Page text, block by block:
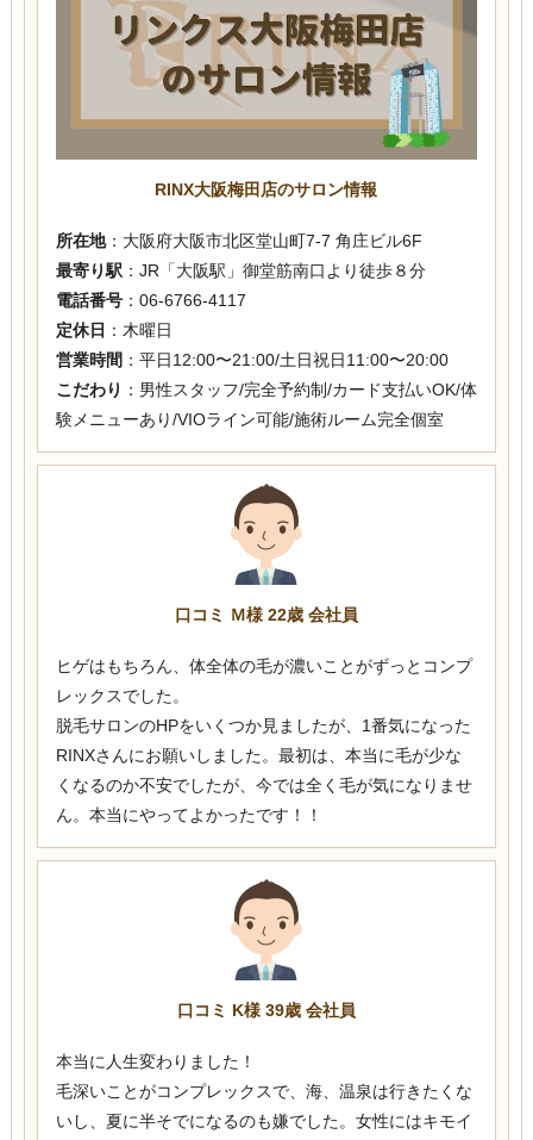
RINX大阪梅田店のサロン情報
所在地：大阪府大阪市北区堂山町7-7 角庄ビル6F
最寄り駅 ：JR「大阪駅」御堂筋南口より徒歩８分
電話番号：06-6766-4117
定休日 ：木曜日
営業時間 ：平日12:00〜21:00/土日祝日11:00〜20:00
こだわり ：男性スタッフ/完全予約制/カード支払いOK/体
験メニューあり/VIOライン可能/施術ルーム完全個室
口コミ Ｍ様 22歳 会社員
ヒゲはもちろん、体全体の毛が濃いことがずっとコンプ
レックスでした。
脱毛サロンのHPをいくつか見ましたが、1番気になった
RINXさんにお願いしました。最初は、本当に毛が少な
くなるのか不安でしたが、今では全く毛が気になりませ
ん。本当にやってよかったです！！
口コミ K様 39歳 会社員
本当に人生変わりました！
毛深いことがコンプレックスで、海、温泉は行きたくな
いし、夏に半そでになるのも嫌でした。女性にはキモイ